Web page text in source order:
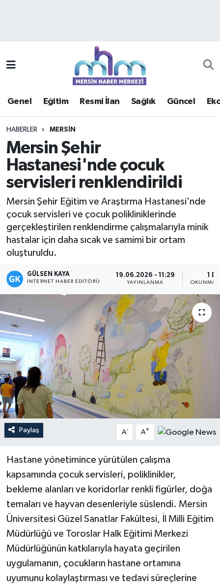
Genel Eğitim Resmi İlan Sağlık Güncel
HABERLER MERSIN
Mersin Şehir
Hastanesi'nde çocuk
servisleri renklendirildi
Mersin Şehir Eğitim ve Araştırma Hastanesi'nde
çocuk servisleri ve çocuk polikliniklerinde
gerçekleştirilen renklendirme çalışmalarıyla minik
hastalar için daha sıcak ve samimi bir ortam
oluşturuldu.
GÜLSEN KAYA
İNTERNET HABER EDITÖRÜ
19.06.2026 - 11:29
YAYINLANMA
1 DK
OKUNMA
Paylaş A- A+
Hastane yönetimince yürütülen çalışma
kapsamında çocuk servisleri, poliklinikler,
bekleme alanları ve koridorlar renkli figürler, doğa
temaları ve hayvan desenleriyle süslendi. Mersin
Üniversitesi Güzel Sanatlar Fakültesi, İl Milli Eğitim
Müdürlüğü ve Toroslar Halk Eğitimi Merkezi
Müdürlüğünün katkılarıyla hayata geçirilen
uygulamanın, çocukların hastane ortamına
uyumunu kolaylaştırması ve tedavi süreçlerine
Güncel
Haberde insan
Kültür - Sanat
Magazin
Politika
Resmi İlan
Sağlık
Spor
Sürmanşet
Teknoloji
Yaşam
Mersin Trafik Yoğunluk Haritası
Süper Lig Puan Durumu ve Fikstür
Haber Arşivi